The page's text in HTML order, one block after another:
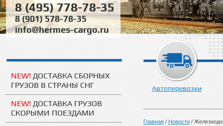
8 (495) 778-78-35
8 (901) 578-78-35
info@hermes-cargo.ru
NEW! ДОСТАВКА СБОРНЫХ
ГРУЗОВ В СТРАНЫ СНГ
NEW! ДОСТАВКА ГРУЗОВ
СКОРЫМИ ПОЕЗДАМИ
Автоперевозки
Главная / Новости /